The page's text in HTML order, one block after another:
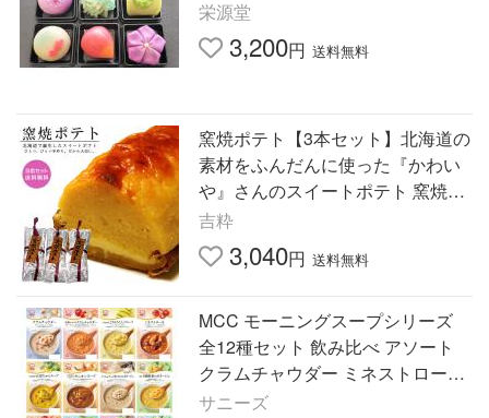
栄源堂
3,200円 送料無料
窯焼ポテト【3本セット】北海道の
素材をふんだんに使った『かわい
や』さんのスイートポテト 窯焼き
ポテト【母の日 父の日】【送料無
料】
吉粋
3,040円 送料無料
MCC モーニングスープシリーズ
全12種セット 飲み比べ アソート
クラムチャウダー ミネストローネ
ビスク ポタージュ レトルトスープ
サニーズ